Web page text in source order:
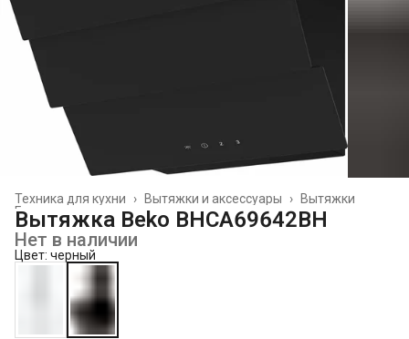
Вытяжки
Вытяжки и аксессуары ›
Техника для кухни
›
Главная
Вытяжка Beko BHCA69642BH
Нет в наличии
Цвет: черный